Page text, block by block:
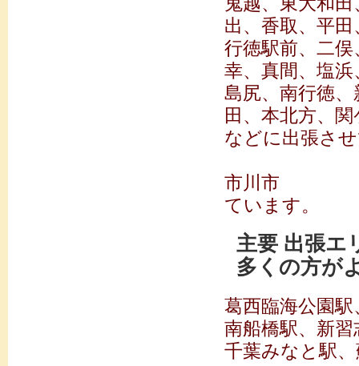
出、香取、平
行徳駅前、二
幸、真間、塩
島尻、南行徳
田、本北方、
などに出張さ
市川市 東
ています。
主要 出張
多くの方が
葛西臨海公園
南船橋駅、新
千葉みなと駅